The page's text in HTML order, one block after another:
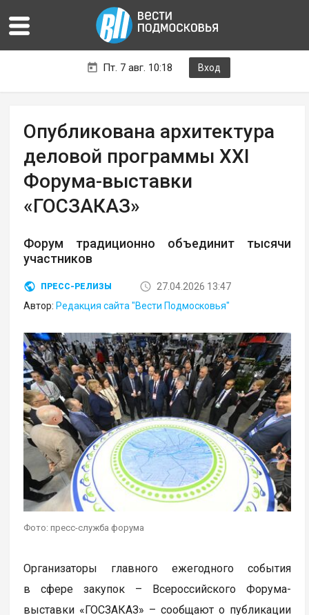
Пт. 7 авг. 10:18 Вход
Опубликована архитектура
деловой программы XXI
Форума-выставки
«ГОСЗАКАЗ»
Форум традиционно объединит тысячи
участников
ПРЕСС-РЕЛИЗЫ
27.04.2026 13:47
Автор: Редакция сайта "Вести Подмосковья"
Фото: пресс-служба форума
Организаторы главного ежегодного события
в сфере закупок – Всероссийского Форума-
выставки «ГОСЗАКАЗ» – сообщают о публикации